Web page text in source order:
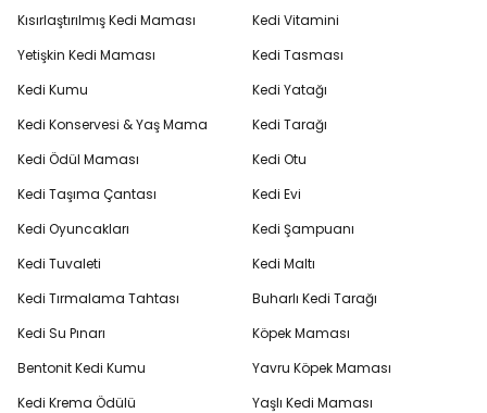
Kısırlaştırılmış Kedi Maması
Yetişkin Kedi Maması
Kedi Kumu
Kedi Konservesi & Yaş Mama
Kedi Ödül Maması
Kedi Taşıma Çantası
Kedi Oyuncakları
Kedi Tuvaleti
Kedi Tırmalama Tahtası
Kedi Su Pınarı
Bentonit Kedi Kumu
Kedi Krema Ödülü
Kedi Vitamini
Kedi Tasması
Kedi Yatağı
Kedi Tarağı
Kedi Otu
Kedi Evi
Kedi Şampuanı
Kedi Maltı
Buharlı Kedi Tarağı
Köpek Maması
Yavru Köpek Maması
Yaşlı Kedi Maması